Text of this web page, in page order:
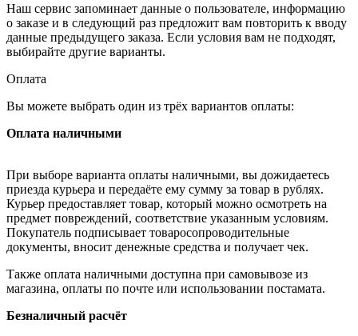
Наш сервис запоминает данные о пользователе, информацию
о заказе и в следующий раз предложит вам повторить к вводу
данные предыдущего заказа. Если условия вам не подходят,
выбирайте другие варианты.
Оплата
Вы можете выбрать один из трёх вариантов оплаты:
Оплата наличными
При выборе варианта оплаты наличными, вы дожидаетесь
приезда курьера и передаёте ему сумму за товар в рублях.
Курьер предоставляет товар, который можно осмотреть на
предмет повреждений, соответствие указанным условиям.
Покупатель подписывает товаросопроводительные
документы, вносит денежные средства и получает чек.
Также оплата наличными доступна при самовывозе из
магазина, оплаты по почте или использовании постамата.
Безналичный расчёт